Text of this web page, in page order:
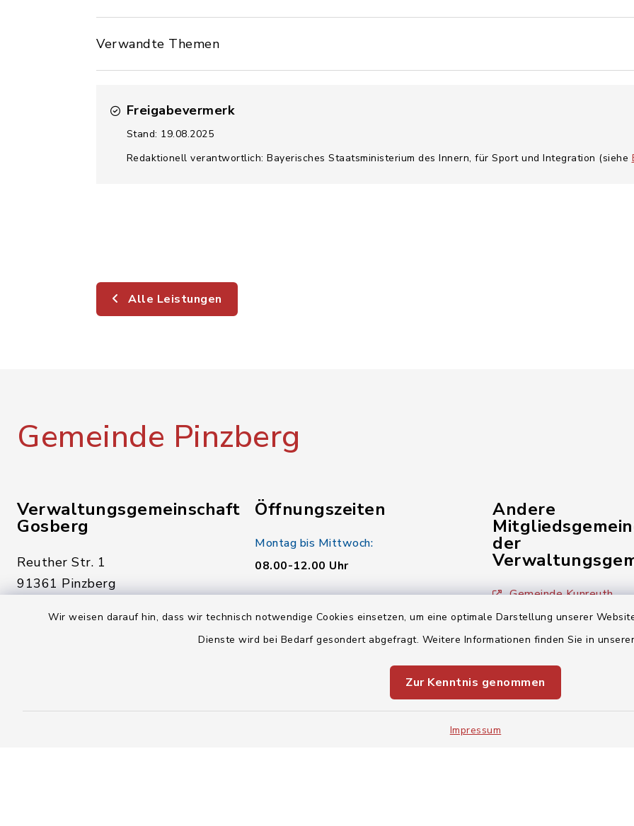
Wir weisen darauf hin, dass wir technisch notwendige Cookies einsetzen, um eine optimale Darstellung unserer
Dienste wird bei Bedarf gesondert abgefragt. Weitere Informationen finden Sie in
Zur Kenntnis genommen
Impressum
Verwandte Themen
Freigabevermerk
Stand: 19.08.2025
Redaktionell verantwortlich: Bayerisches Staatsministerium des Innern, für Sport und Integration (siehe
Alle Leistungen
Gemeinde Pinzberg
Verwaltungsgemeinschaft
Gosberg
Reuther Str. 1
91361 Pinzberg
09191 7950-0
Öffnungszeiten
Montag bis Mittwoch:
08.00-12.00 Uhr
Donnerstag:
14.00-18.00 Uhr
Andere
der
Gemeinde Kunreuth
Gemeinde Wiesenthau